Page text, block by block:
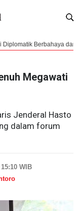
Berbahaya dan
Megawati
Jenderal Hasto
dalam forum
WIB